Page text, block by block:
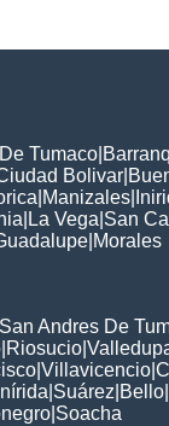
Tumaco
Bolivar
Manizales
La Vega San
Morales
San Andres De
Riosucio
Villavicencio
Inírida Suárez Bello
Soacha